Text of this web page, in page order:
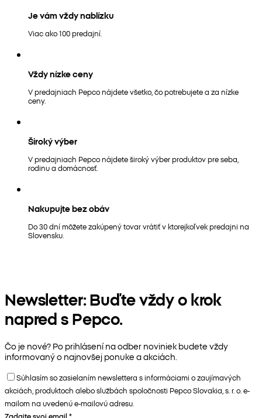
Je vám vždy nablízku
Viac ako 100 predajní.
Vždy nízke ceny
V predajniach Pepco nájdete všetko, čo potrebujete a za nízke
ceny.
Široký výber
V predajniach Pepco nájdete široký výber produktov pre seba,
rodinu a domácnosť.
Nakupujte bez obáv
Do 30 dní môžete zakúpený tovar vrátiť v ktorejkoľvek predajni na
Slovensku.
Newsletter: Buďte vždy o krok
napred s Pepco.
Čo je nové? Po prihlásení na odber noviniek budete vždy
informovaný o najnovšej ponuke a akciách.
Súhlasím so zasielaním newslettera s informáciami o zaujímavých
akciách, produktoch alebo službách spoločnosti Pepco Slovakia, s. r. o. e-
mailom na uvedenú e-mailovú adresu.
Zadajte svoj email *